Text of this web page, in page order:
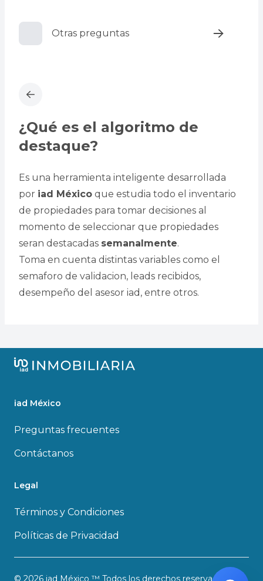
Otras preguntas
¿Qué es el algoritmo de
destaque?
Es una herramienta inteligente desarrollada
por iad México que estudia todo el inventario
de propiedades para tomar decisiones al
momento de seleccionar que propiedades
seran destacadas semanalmente.
Toma en cuenta distintas variables como el
semaforo de validacion, leads recibidos,
desempeño del asesor iad, entre otros.
iad México
Preguntas frecuentes
Contáctanos
Legal
Términos y Condiciones
Políticas de Privacidad
© 2026 iad México ™ Todos los derechos reservados.